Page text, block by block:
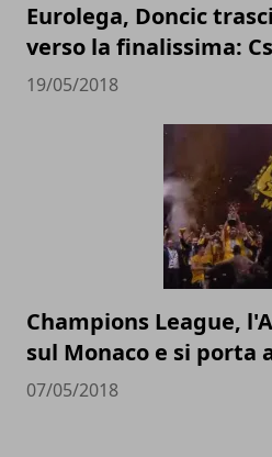
Eurolega, Doncic
verso la finalissima:
19/05/2018
Champions League,
sul Monaco e si porta
07/05/2018